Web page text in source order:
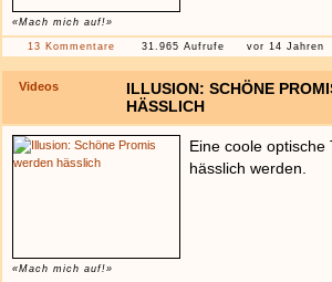
«Mach mich auf!»
13 Kommentare 31.965 Aufrufe vor 14 Jahren
Videos
ILLUSION: SCHÖNE
HÄSSLICH
«Mach mich auf!»
Eine coole
hässlich werden.